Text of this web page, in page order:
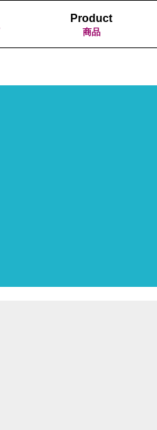
Product
商品